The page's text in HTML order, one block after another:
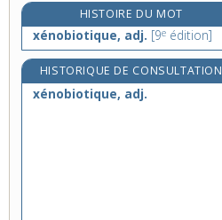
xénophobie, n. f.
xér(o)-, préf.
HISTOIRE DU MOT
xénobiotique, adj. [9e édition]
HISTORIQUE DE CONSULTATION
xénobiotique, adj.